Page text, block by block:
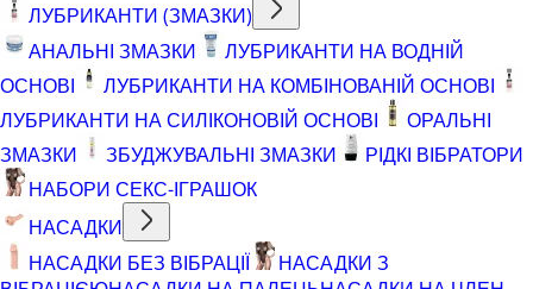
ЛУБРИКАНТИ (ЗМАЗКИ)
АНАЛЬНІ ЗМАЗКИ
ЛУБРИКАНТИ НА ВОДНІЙ
ОСНОВІ
ЛУБРИКАНТИ НА КОМБІНОВАНІЙ ОСНОВІ
ЛУБРИКАНТИ НА СИЛІКОНОВІЙ ОСНОВІ
ОРАЛЬНІ
ЗМАЗКИ
ЗБУДЖУВАЛЬНІ ЗМАЗКИ
РІДКІ ВІБРАТОРИ
НАБОРИ СЕКС-ІГРАШОК
НАСАДКИ
НАСАДКИ БЕЗ ВІБРАЦІЇ
НАСАДКИ З